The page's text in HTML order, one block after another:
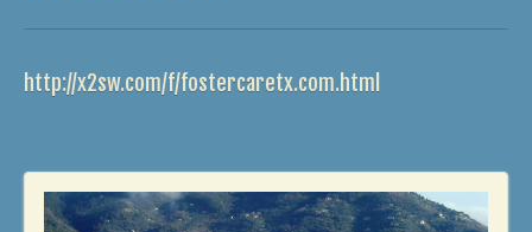
Ghttp://x2sw.com/f/fostercaretx.com.html